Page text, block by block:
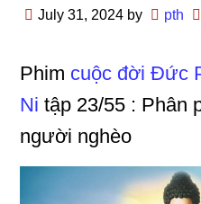
July 31, 2024 by pth
Phim cuộc đời Đức
Ni tập 23/55 : Phân
người nghèo